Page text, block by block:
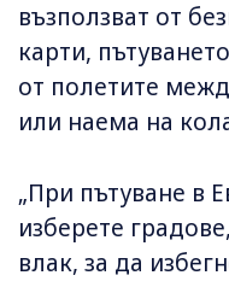
възползват от
карти,
от полетите
или наема на
„При пътуване в
изберете
влак, за да